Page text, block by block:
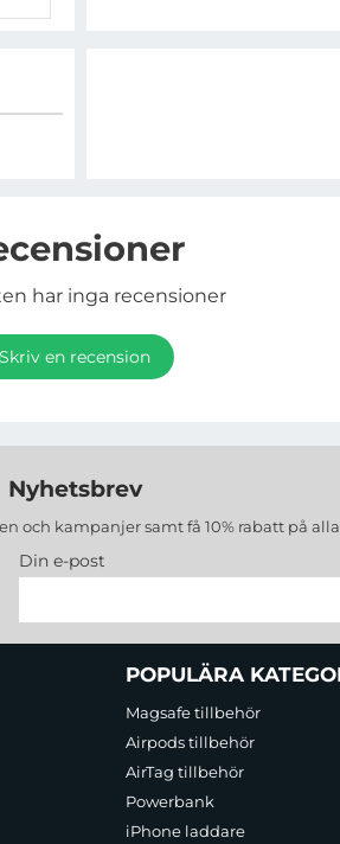
har inga recensioner
Skriv en recension
Nyhetsbrev
och kampanjer samt få 10% rabatt på alla
Din e-post
POPULÄRA
Magsafe tillbehör
Airpods tillbehör
AirTag tillbehör
Powerbank
iPhone laddare